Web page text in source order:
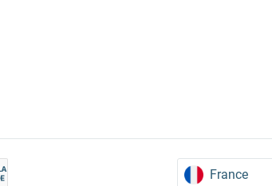
France